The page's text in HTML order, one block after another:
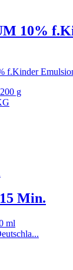
10%
g
Min.
ml